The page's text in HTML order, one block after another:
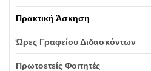
Πρακτική Άσκηση
Ώρες Γραφείου Διδασκόντων
Πρωτοετείς Φοιτητές